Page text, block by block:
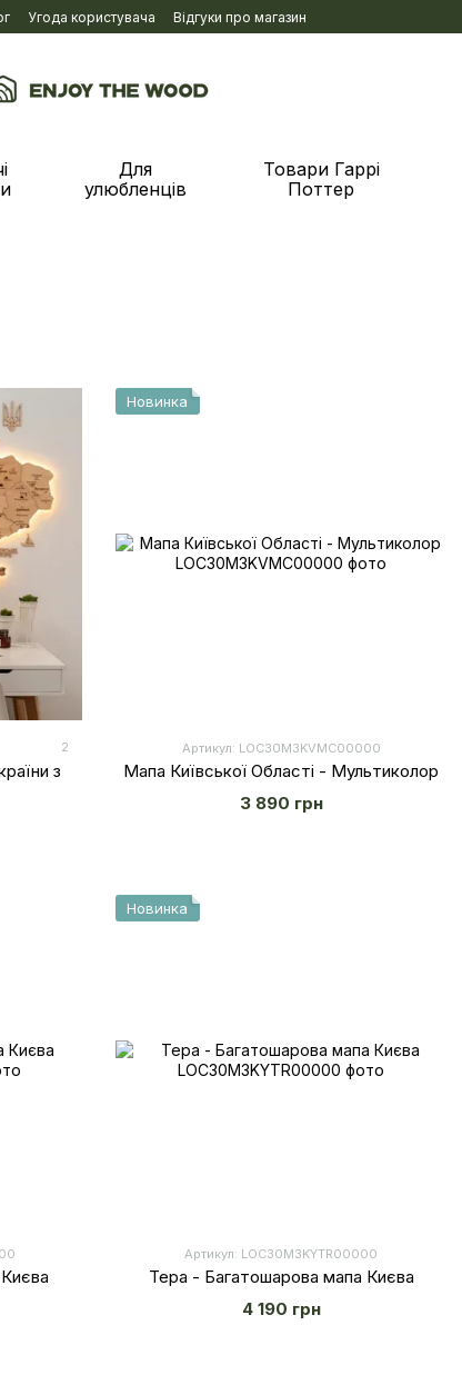
Угода користувача Відгуки про магазин
Для
улюбленців
Товари Гаррі
Поттер
2
з
Новинка
Артикул: LOС30M3KVMC00000
Мапа Київської Області - Мультиколор
3 890 грн
Новинка
Артикул: LOС30M3KYTR00000
Тера - Багатошарова мапа Києва
4 190 грн